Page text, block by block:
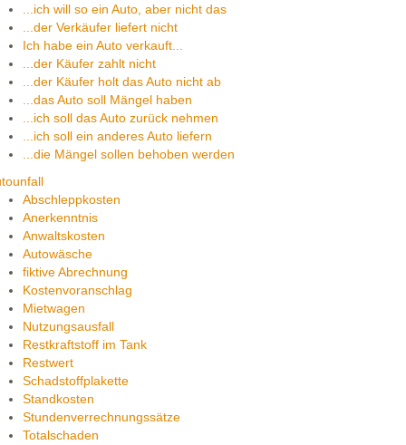
...ich will so ein Auto, aber nicht das
...der Verkäufer liefert nicht
Ich habe ein Auto verkauft...
...der Käufer zahlt nicht
...der Käufer holt das Auto nicht ab
...das Auto soll Mängel haben
...ich soll das Auto zurück nehmen
...ich soll ein anderes Auto liefern
...die Mängel sollen behoben werden
Abschleppkosten
Anerkenntnis
Anwaltskosten
Autowäsche
fiktive Abrechnung
Kostenvoranschlag
Mietwagen
Nutzungsausfall
Restkraftstoff im Tank
Restwert
Schadstoffplakette
Standkosten
Stundenverrechnungssätze
Totalschaden